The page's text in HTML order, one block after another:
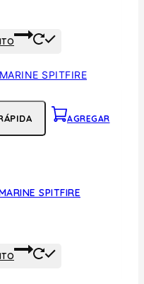
AGREGAR
SPITFIRE